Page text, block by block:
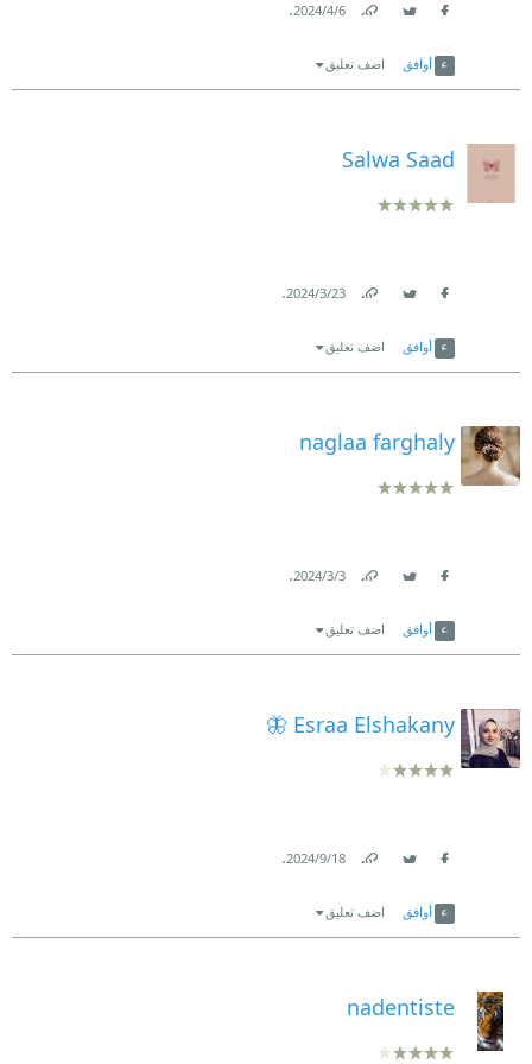
6‏/4‏/2024
.
أوافق اضف تعليق
Salwa Saad
23‏/3‏/2024
.
أوافق اضف تعليق
naglaa farghaly
3‏/3‏/2024
.
أوافق اضف تعليق
Esraa Elshakany 🦋
18‏/9‏/2024
.
أوافق اضف تعليق
nadentiste